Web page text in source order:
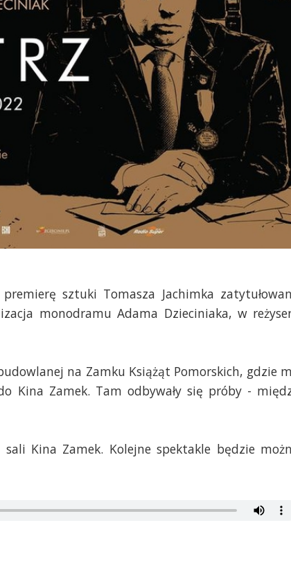
sztuki Tomasza Jachimka
monodramu Adama Dzieciniaka, w
na Zamku Książąt Pomorskich, gdzie
Kina Zamek. Tam odbywały się próby -
Kina Zamek. Kolejne spektakle będzie